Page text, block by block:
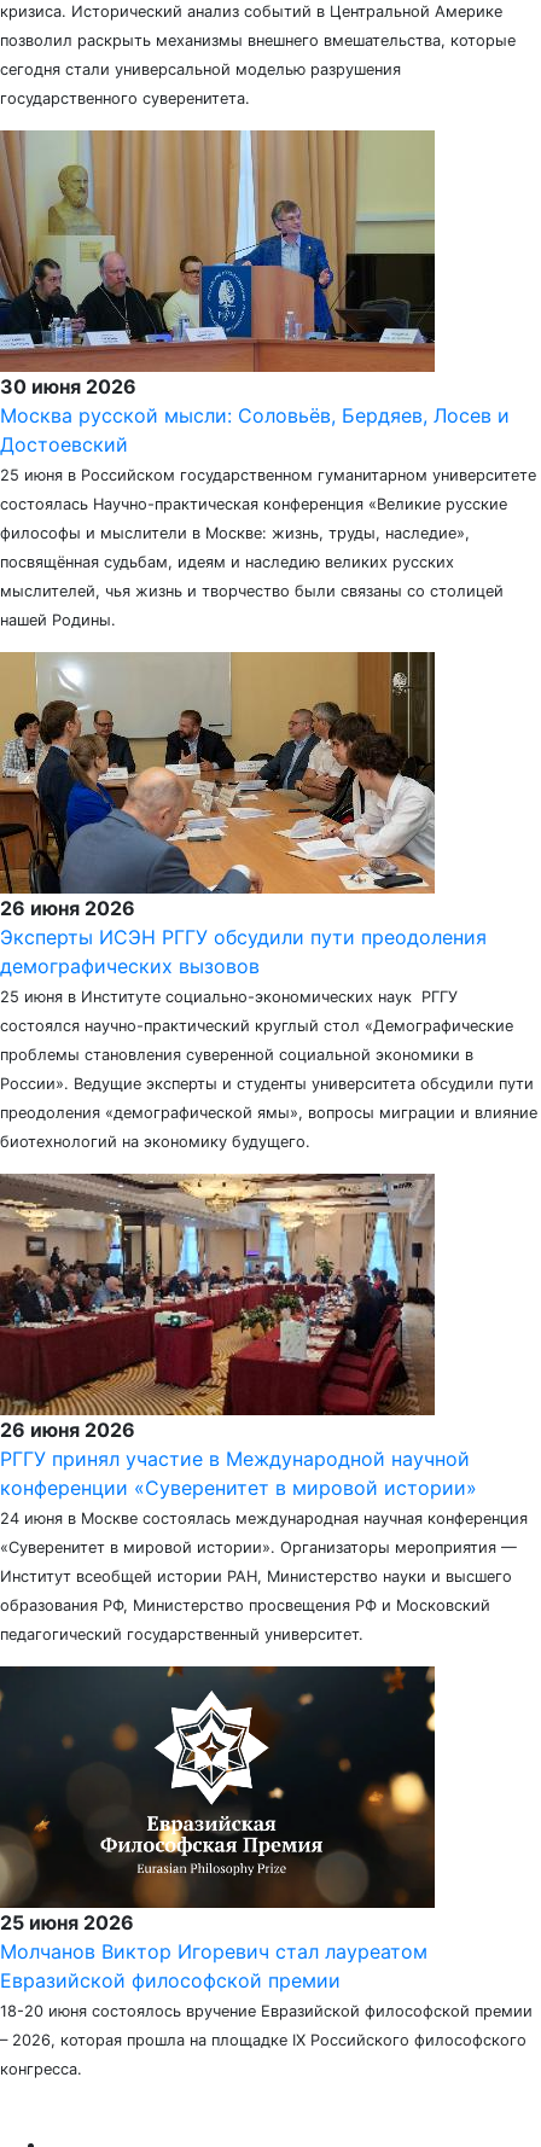
кризиса. Исторический анализ событий в Центральной Америке
позволил раскрыть механизмы внешнего вмешательства, которые
сегодня стали универсальной моделью разрушения
государственного суверенитета.
30 июня 2026
Москва русской мысли: Соловьёв, Бердяев, Лосев и
Достоевский
25 июня в Российском государственном гуманитарном университете
состоялась Научно-практическая конференция «Великие русские
философы и мыслители в Москве: жизнь, труды, наследие»,
посвящённая судьбам, идеям и наследию великих русских
мыслителей, чья жизнь и творчество были связаны со столицей
нашей Родины.
26 июня 2026
Эксперты ИСЭН РГГУ обсудили пути преодоления
демографических вызовов
25 июня в Институте социально-экономических наук РГГУ
состоялся научно-практический круглый стол «Демографические
проблемы становления суверенной социальной экономики в
России». Ведущие эксперты и студенты университета обсудили пути
преодоления «демографической ямы», вопросы миграции и влияние
биотехнологий на экономику будущего.
26 июня 2026
РГГУ принял участие в Международной научной
конференции «Суверенитет в мировой истории»
24 июня в Москве состоялась международная научная конференция
«Суверенитет в мировой истории». Организаторы мероприятия —
Институт всеобщей истории РАН, Министерство науки и высшего
образования РФ, Министерство просвещения РФ и Московский
педагогический государственный университет.
25 июня 2026
Молчанов Виктор Игоревич стал лауреатом
Евразийской философской премии
18-20 июня состоялось вручение Евразийской философской премии
– 2026, которая прошла на площадке IX Российского философского
конгресса.